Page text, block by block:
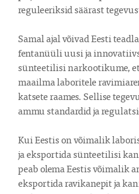
reguleeriksid säärast
Samal ajal võivad Eesti
fentanüüli uusi ja
sünteetilisi narkootikume,
maailma laboritele
katsete raames. Sellise
ammu standardid ja
Kui Eestis on võimalik
ja eksportida sünteetilisi
peab olema Eestis võimalik
eksportida ravikanepit ja